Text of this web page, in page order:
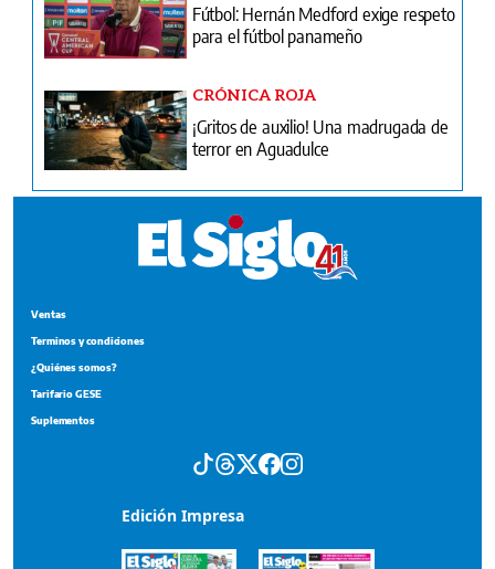
Fútbol: Hernán Medford exige respeto
para el fútbol panameño
CRÓNICA ROJA
¡Gritos de auxilio! Una madrugada de
terror en Aguadulce
Ventas
Terminos y condiciones
¿Quiénes somos?
Tarifario GESE
Suplementos
Edición Impresa